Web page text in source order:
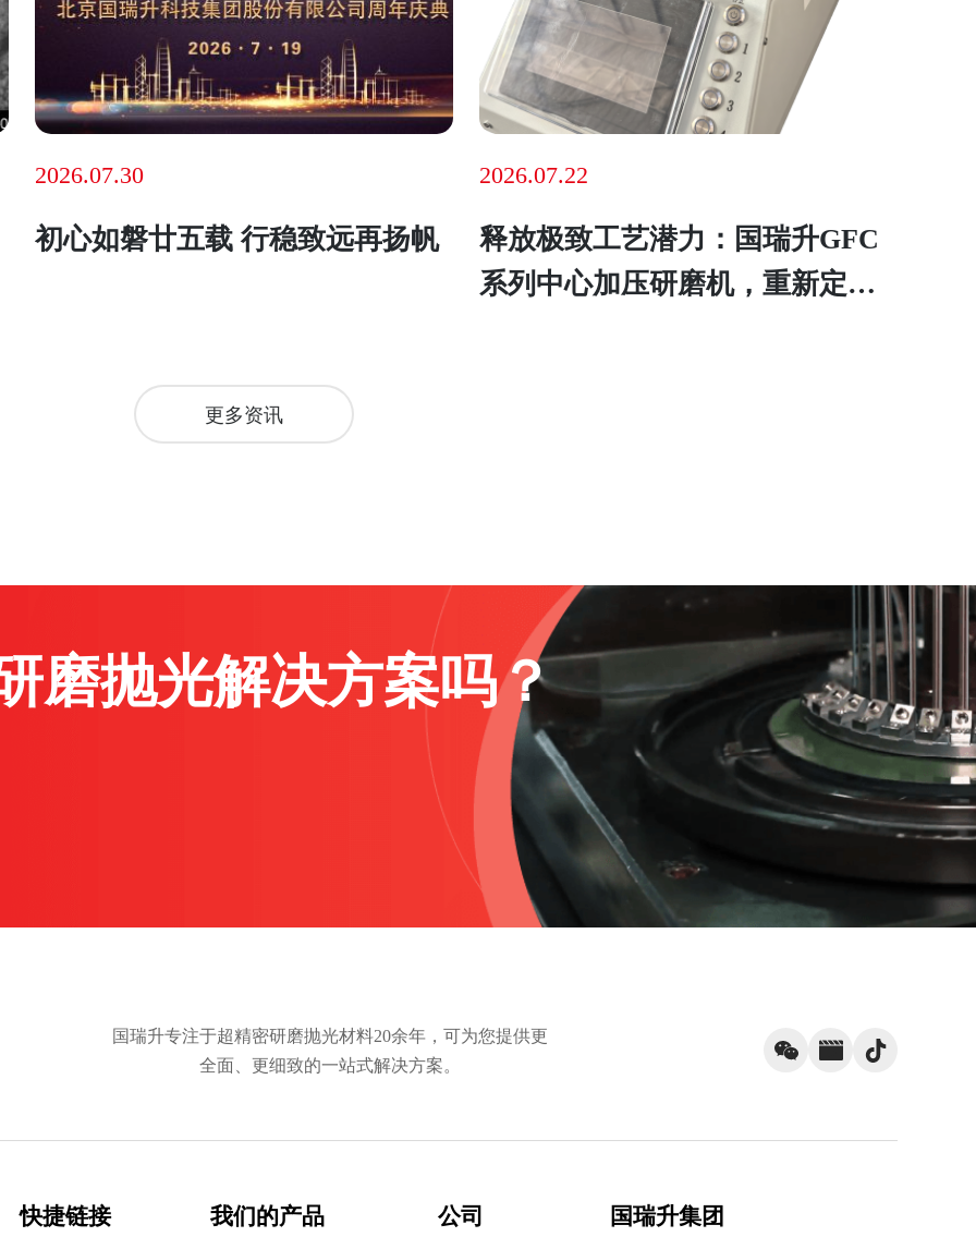
2026.07.30
初心如磐廿五载 行稳致远再扬帆
2026.07.22
释放极致工艺潜力：国瑞升GFC
系列中心加压研磨机，重新定义
更多资讯
磨抛光解决方案吗？
国瑞升专注于超精密研磨抛光材料20余年，可为您提供更
全面、更细致的一站式解决方案。
快捷链接 我们的产品 公司 国瑞升集团